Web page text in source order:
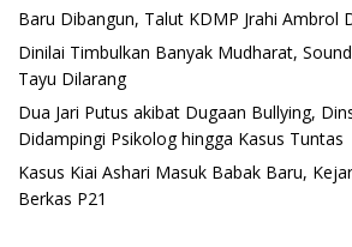
Baru Dibangun, Talut KDMP Jrahi Ambrol
Dinilai Timbulkan Banyak Mudharat,
Tayu Dilarang
Dua Jari Putus akibat Dugaan Bullying,
Didampingi Psikolog hingga Kasus Tuntas
Kasus Kiai Ashari Masuk Babak Baru,
Berkas P21